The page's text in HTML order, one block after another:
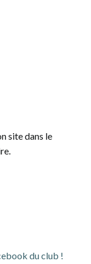
site dans le
du club !